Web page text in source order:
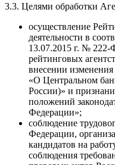
3.3. Целями обработки
осуществление
деятельности в
13.07.2015 г. № 222-
рейтинговых
внесении изменения
«О Центральном
России)» и
положений
Федерации»;
соблюдение
Федерации,
кандидатов на
соблюдения